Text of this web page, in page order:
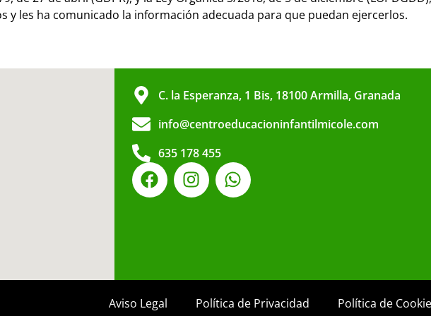
y les ha comunicado la información adecuada para que puedan ejercerlos.
C. la Esperanza, 1 Bis, 18100 Armilla, Granada
info@centroeducacioninfantilmicole.com
635 178 455
Aviso Legal Política de Privacidad Política de